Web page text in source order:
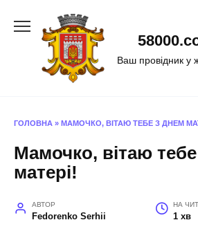
Ваш провідник у
ГОЛОВНА » МАМОЧКО, ВІТАЮ ТЕБЕ З ДНЕМ
Мамочко, вітаю
матері!
АВТОР
Fedorenko Serhii
НА
1 хв